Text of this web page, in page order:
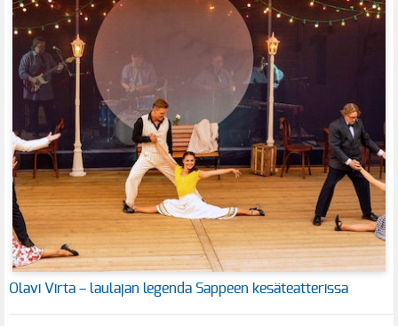
Olavi Virta – laulajan legenda Sappeen kesäteatterissa